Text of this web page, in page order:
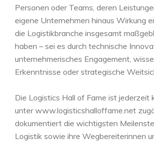
Personen oder Teams, deren
eigene Unternehmen hinaus Wirkung
die Logistikbranche insgesamt
haben – sei es durch technische
unternehmerisches Engagement,
Erkenntnisse oder strategische
Die Logistics Hall of Fame ist jederzeit
unter www.logisticshalloffame.net
dokumentiert die wichtigsten
Logistik sowie ihre Wegbereiterinnen